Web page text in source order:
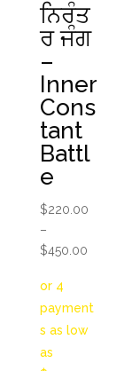
ਨਿਰੰਤ
ਰ ਜੰਗ
–
Inner
Cons
tant
Battl
e
$220.00
–
$450.00Price
through
$450.00